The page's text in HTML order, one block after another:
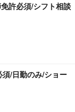
許必須/シフト相談
須/日勤のみ/ショー